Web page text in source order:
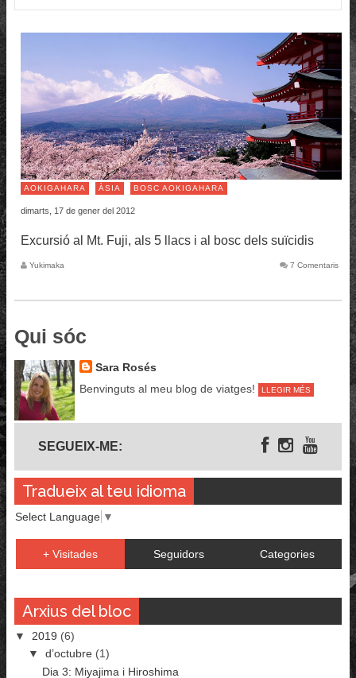
AOKIGAHARA ÀSIA BOSC AOKIGAHARA
dimarts, 17 de gener del 2012
Excursió al Mt. Fuji, als 5 llacs i al bosc dels suïcidis
Yukimaka 7 Comentaris
Qui sóc
Sara Rosés
Benvinguts al meu blog de viatges!
LLEGIR MÉS
SEGUEIX-ME:
Tradueix al teu idioma
Select Language ▼
+ Visitades Seguidors Categories
Arxius del bloc
▼ 2019 (6)
▼ d’octubre (1)
Dia 3: Miyajima i Hiroshima